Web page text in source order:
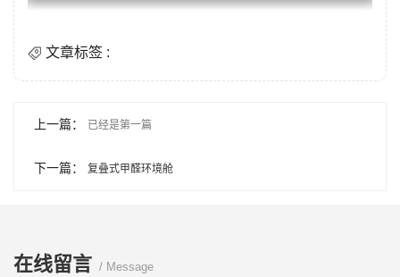
文章标签 :
上一篇： 已经是第一篇
下一篇： 复叠式甲醛环境舱
在线留言 / Message